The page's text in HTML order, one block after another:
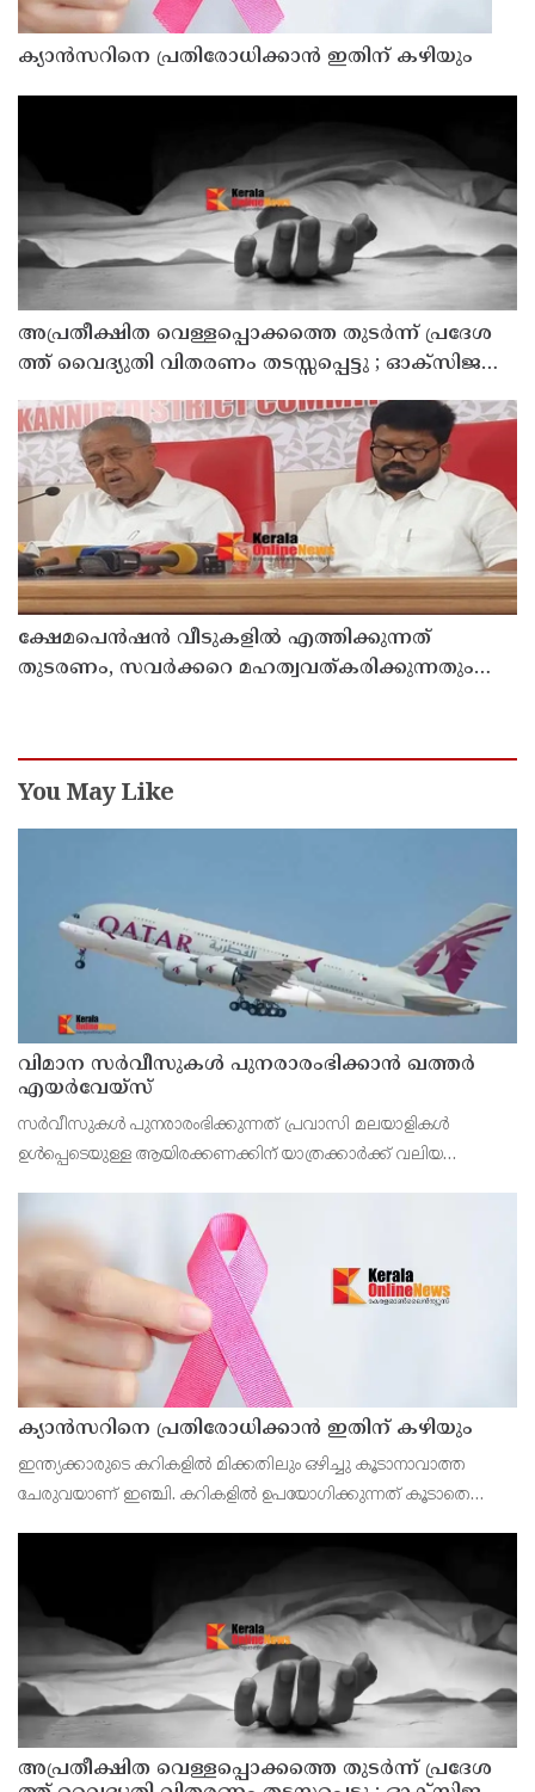
ക്യാൻസറിനെ പ്രതിരോധിക്കാൻ ഇതിന് കഴിയും
അ​പ്ര​തീ​ക്ഷി​ത വെ​ള്ള​പ്പൊ​ക്ക​ത്തെ തു​ട​ർ​ന്ന് പ്ര​ദേ​ശ​
ത്ത് വൈ​ദ്യു​തി വി​ത​ര​ണം ത​ട​സ്സ​പ്പെ​ട്ടു ; ഓക്സിജൻ
ക്ഷേമപെൻഷൻ വീടുകളിൽ എത്തിക്കുന്നത്
തുടരണം, സവർക്കറെ മഹത്വവത്കരിക്കുന്നതും
വിജയൻ
You May Like
വിമാന സര്‍വീസുകള്‍ പുനരാരംഭിക്കാന്‍ ഖത്തര്‍
എയര്‍വേയ്‌സ്
സര്‍വീസുകള്‍ പുനരാരംഭിക്കുന്നത് പ്രവാസി മലയാളികള്‍
ഉള്‍പ്പെടെയുള്ള ആയിരക്കണക്കിന് യാത്രക്കാര്‍ക്ക് വലിയ
ക്യാൻസറിനെ പ്രതിരോധിക്കാൻ ഇതിന് കഴിയും
ഇന്ത്യക്കാരുടെ കറികളിൽ മിക്കതിലും ഒഴിച്ചു കൂടാനാവാത്ത
ചേരുവയാണ് ഇഞ്ചി. കറികളിൽ ഉപയോഗിക്കുന്നത് കൂടാതെ
അ​പ്ര​തീ​ക്ഷി​ത വെ​ള്ള​പ്പൊ​ക്ക​ത്തെ തു​ട​ർ​ന്ന് പ്ര​ദേ​ശ​